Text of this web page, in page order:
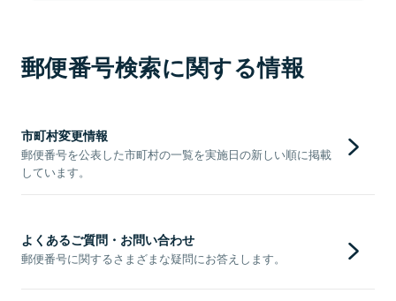
郵便番号検索に関する情報
市町村変更情報
郵便番号を公表した市町村の一覧を実施日の新しい順に掲載
しています。
よくあるご質問・お問い合わせ
郵便番号に関するさまざまな疑問にお答えします。